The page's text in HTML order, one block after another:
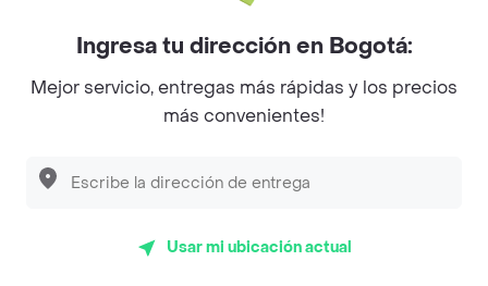
Encuéntranos en estos países
App Store Google play AppGallery
Ingresa tu dirección en Bogotá:
Mejor servicio, entregas más rápidas y los precios
más convenientes!
Usar mi ubicación actual